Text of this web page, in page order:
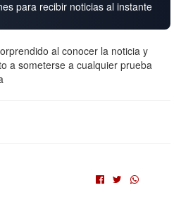
para recibir noticias al instante
al conocer la noticia y
a someterse a cualquier prueba